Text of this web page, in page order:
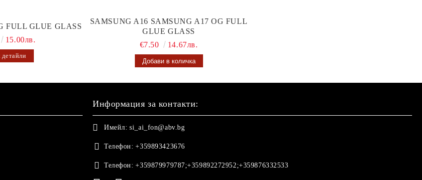
FULL GLUE GLASS
15.00лв.
SAMSUNG A16 SAMSUNG A17 OG FULL
GLUE GLASS
€7.50
14.67лв.
Информация за контакти:
Имейл: si_ai_fon@abv.bg
Телефон: +359893423676
Телефон: +359879979787;+359892272952;+359876332533